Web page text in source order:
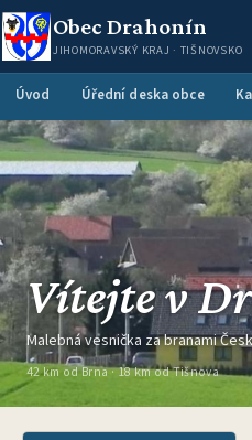
Obec Drahonín
JIHOMORAVSKÝ KRAJ · TIŠNOVSKO
Úvod Úřední deska obce
Vítejte v
Malebná vesnička za branami
42 km od Brna · 18 km od Tišnova